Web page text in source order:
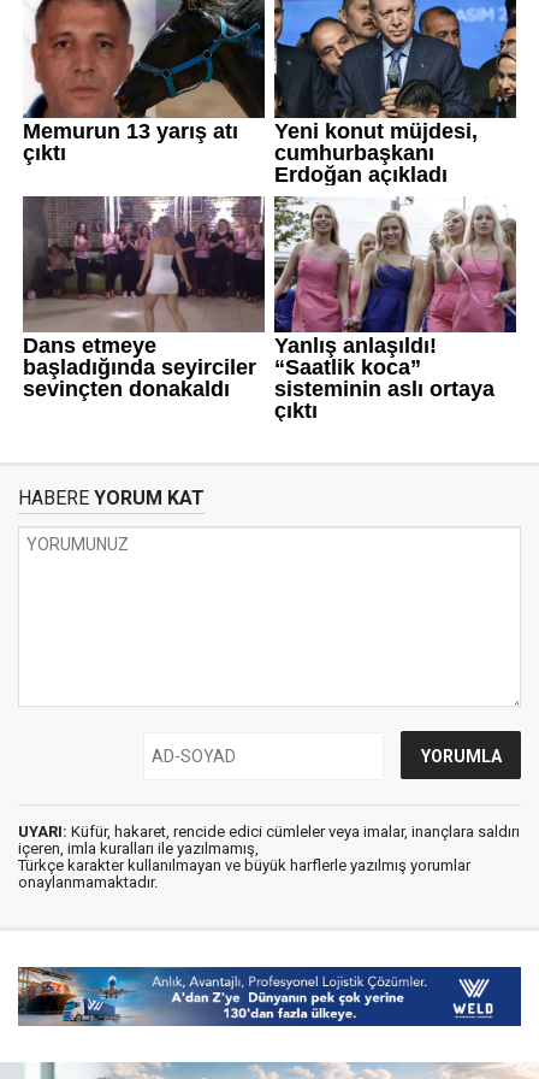
HABERE YORUM KAT
UYARI: Küfür, hakaret, rencide edici cümleler veya imalar, inançlara saldırı
içeren, imla kuralları ile yazılmamış,
Türkçe karakter kullanılmayan ve büyük harflerle yazılmış yorumlar
onaylanmamaktadır.